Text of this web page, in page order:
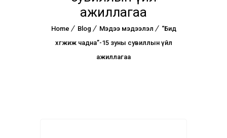
ажиллагаа
Home Blog Мэдээ мэдээлэл
“Бид
хөгжиж чадна”-15 зуны сувиллын үйл
ажиллагаа